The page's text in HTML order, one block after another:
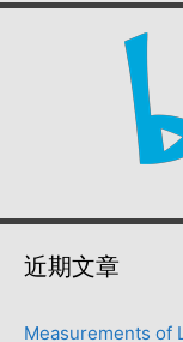
近期文章
Measurements of